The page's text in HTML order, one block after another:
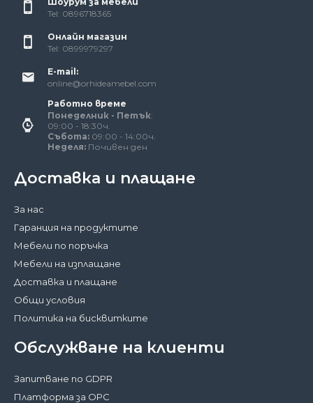
Tel: 0896718365
Онлайн магазин
Tel: 0899979297
E-mail:
online@orhideamebel.com
Работно време
Понеделник - Петък:
09:00 - 18:30ч.
Събота: 09:00 - 14:00ч.
Неделя: Почивен ден
Доставка и плащане
За нас
Гаранция на продуктите
Мебели по поръчка
Мебели на изплащане
Доставка и плащане
Общи условия
Политика на бисквитките
Обслужване на клиенти
Запитване по GDPR
Платформа за ОРС